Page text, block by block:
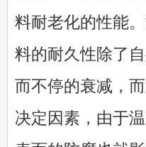
料耐老化的性能
料的耐久性除了
而不停的衰减，
决定因素，由于